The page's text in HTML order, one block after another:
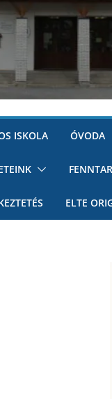
ISKOLA ÓVODA
ELTE